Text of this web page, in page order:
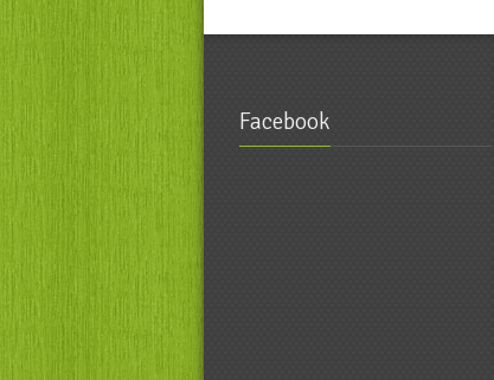
Facebook